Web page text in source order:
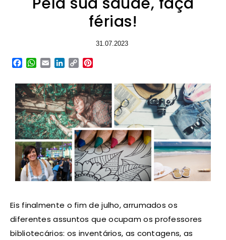
férias!
31.07.2023
Facebook
WhatsApp
EmailLinkedIn
Copy
Eis finalmente o fim de julho, arrumados os
diferentes assuntos que ocupam os professores
bibliotecários: os inventários, as contagens, as